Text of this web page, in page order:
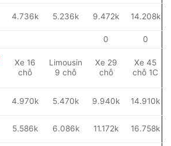
4.736k 5.236k 9.472k 14.208k
0
0
Xe 16
chỗ
Limousin
9 chỗ
Xe 29
chỗ
Xe 45
chỗ 1C
4.970k 5.470k 9.940k 14.910k
5.586k 6.086k 11.172k 16.758k